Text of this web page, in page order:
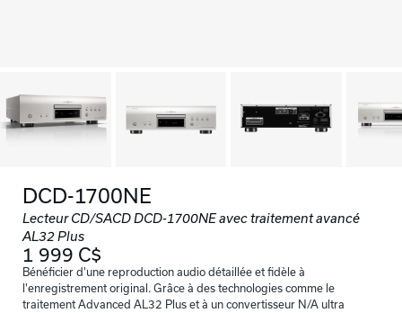
DCD-1700NE
Lecteur CD/SACD DCD-1700NE avec traitement avancé
AL32 Plus
1 999 C$
Bénéficier d'une reproduction audio détaillée et fidèle à
l'enregistrement original. Grâce à des technologies comme le
traitement Advanced AL32 Plus et à un convertisseur N/A ultra